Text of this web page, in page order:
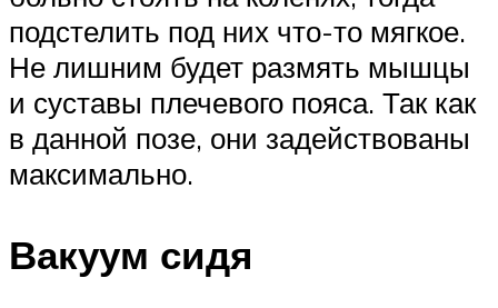
подстелить под них что-то мягкое.
Не лишним будет размять мышцы
и суставы плечевого пояса. Так как
в данной позе, они задействованы
максимально.
Вакуум сидя